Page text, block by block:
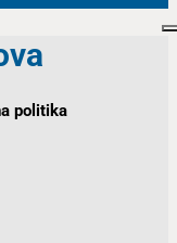
politika